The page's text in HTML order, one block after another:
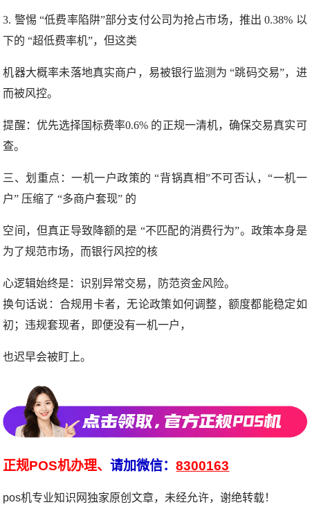
3. 警惕 “低费率陷阱”部分支付公司为抢占市场，推出 0.38% 以
下的 “超低费率机”，但这类
机器大概率未落地真实商户，易被银行监测为 “跳码交易”，进
而被风控。
提醒：优先选择国标费率0.6% 的正规一清机，确保交易真实可
查。
三、划重点：一机一户政策的 “背锅真相”不可否认，“一机一
户” 压缩了 “多商户套现” 的
空间，但真正导致降额的是 “不匹配的消费行为”。政策本身是
为了规范市场，而银行风控的核
心逻辑始终是：识别异常交易，防范资金风险。
换句话说：合规用卡者，无论政策如何调整，额度都能稳定如
初；违规套现者，即便没有一机一户，
也迟早会被盯上。
正规POS机办理、请加微信：8300163
pos机专业知识网独家原创文章，未经允许，谢绝转载！